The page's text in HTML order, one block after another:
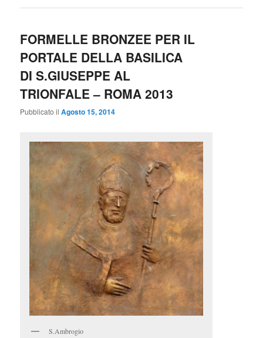
FORMELLE BRONZEE PER IL
PORTALE DELLA BASILICA
DI S.GIUSEPPE AL
TRIONFALE – ROMA 2013
Pubblicato ilAgosto 15, 2014
S.Ambrogio